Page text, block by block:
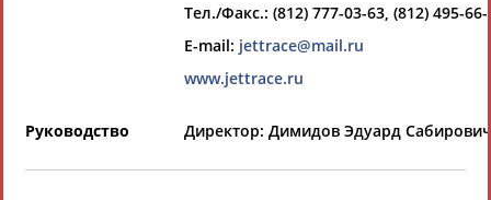
Организации спортивной отрасли
СВОДНЫЕ ИНДЕКСЫ
Тел./Факс.: (812) 777-03-63, (812) 495-
E-mail: jettrace@mail.ru
www.jettrace.ru
Руководство Директор: Димидов Эдуард Сабирович